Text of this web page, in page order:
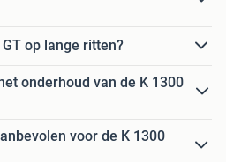
op lange ritten?
onderhoud van de K 1300
voor de K 1300